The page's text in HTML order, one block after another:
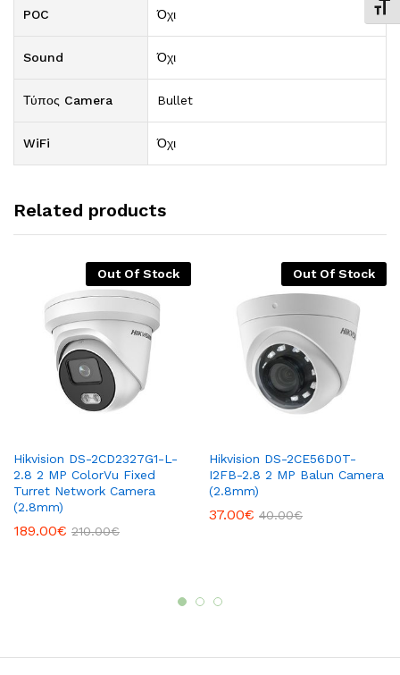
POC Όχι
Sound Όχι
Τύπος Camera Bullet
WiFi Όχι
Related products
Out Of Stock
Hikvision DS-2CD2327G1-L-
2.8 2 MP ColorVu Fixed
Turret Network Camera
(2.8mm)
189.00€ 210.00€
Out Of Stock
Hikvision DS-2CE56D0T-
I2FB-2.8 2 MP Balun Camera
(2.8mm)
37.00€ 40.00€